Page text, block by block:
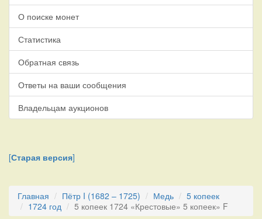
О поиске монет
Статистика
Обратная связь
Ответы на ваши сообщения
Владельцам аукционов
[Старая версия]
Главная Пётр I (1682 – 1725) Медь
5 копеек
1724 год
5 копеек 1724 «Крестовые» 5 копеек» F